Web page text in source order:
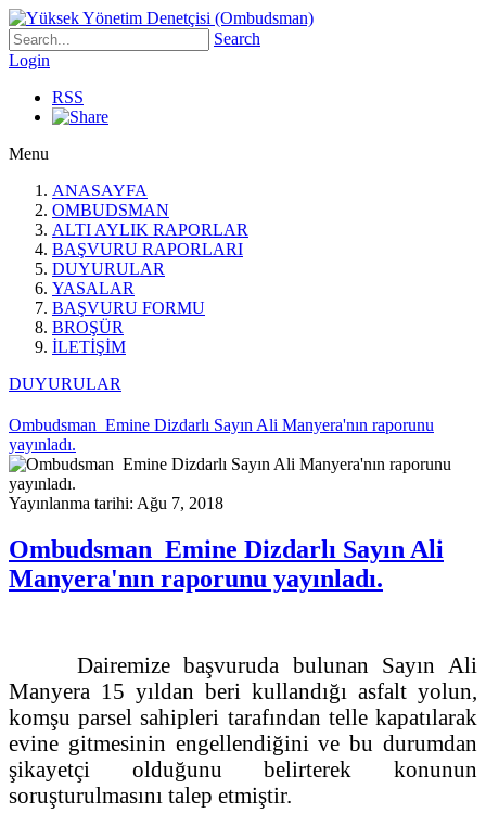
Search
Login
RSS
Menu
ANASAYFA
OMBUDSMAN
ALTI AYLIK RAPORLAR
BAŞVURU RAPORLARI
DUYURULAR
YASALAR
BAŞVURU FORMU
BROŞÜR
İLETİŞİM
DUYURULAR
Ombudsman Emine Dizdarlı Sayın Ali Manyera'nın raporunu
yayınladı.
Yayınlanma tarihi: Ağu 7, 2018
Ombudsman Emine Dizdarlı Sayın Ali
Manyera'nın raporunu yayınladı.
Dairemize başvuruda bulunan Sayın Ali
Manyera 15 yıldan beri kullandığı asfalt yolun,
komşu parsel sahipleri tarafından telle kapatılarak
evine gitmesinin engellendiğini ve bu durumdan
şikayetçi olduğunu belirterek konunun
soruşturulmasını talep etmiştir.